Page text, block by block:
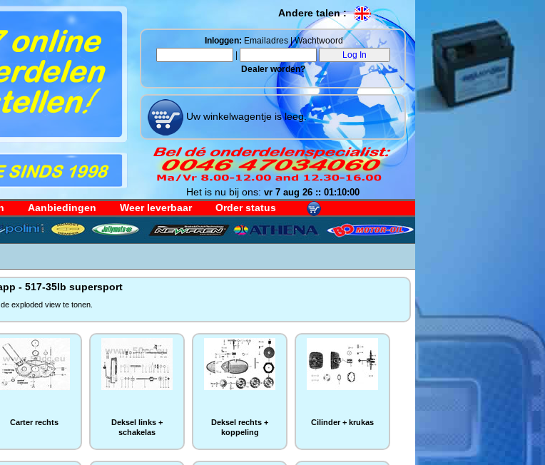
Andere talen :
Inloggen: Emailadres | Wachtwoord
Dealer worden?
Uw winkelwagentje is leeg.
Het is nu bij ons: vr 7 aug 26 :: 01:10:01
Aanbiedingen Weer leverbaar Order status
- 517-35lb supersport
exploded view te tonen.
Carter rechts
Deksel links +
schakelas
Deksel rechts +
koppeling
Cilinder + krukas